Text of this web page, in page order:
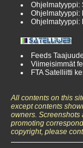
Ohjelmatyyppi:
Ohjelmatyyppi:
Ohjelmatyyppi:
Feeds
Viimeisimmät
FTA Satelliitti
All contents on this
except contents
owners.
promoting
copyright, please